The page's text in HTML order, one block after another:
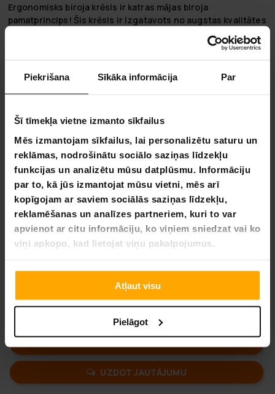
Piekrišana Sīkāka informācija Par
Šī tīmekļa vietne izmanto sīkfailus
Mēs izmantojam sīkfailus, lai personalizētu saturu un
reklāmas, nodrošinātu sociālo saziņas līdzekļu
funkcijas un analizētu mūsu datplūsmu. Informāciju
par to, kā jūs izmantojat mūsu vietni, mēs arī
kopīgojam ar saviem sociālās saziņas līdzekļu,
reklamēšanas un analīzes partneriem, kuri to var
apvienot ar citu informāciju, ko viņiem sniedzat vai ko
viņi apkopo, kad lietojat viņu pakalpojumus.
Atļaut visu
Pielāgot
Ergonomisks biroja krēsls ir katras mājas biroja
pamatprincips! Šis krēsls ir izgatavots no augstas kvalitātes
ādas un hroma. Krēsla augstumu un atzveltnes leņķi var
Iezīmes
Virsmas materiāls: eleganta āda
Augstuma un atzveltnes leņķa regulēšana
Svars līdz: 120kg
4,0 Balstoties uz 1 autsauksmēm
1
0
UZDOT JAUTĀJUMU